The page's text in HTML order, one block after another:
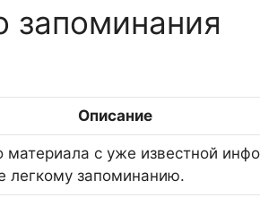
запоминания
Описание
материала с уже известной
легкому запоминанию.